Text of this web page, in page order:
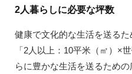
2人暮らしに必要な坪数
健康で文化的な生活を送る
「2人以上：10平米（㎡）×
らに豊かな生活を送るため